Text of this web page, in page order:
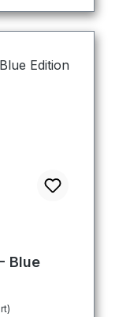
4.8 von 5
Blue